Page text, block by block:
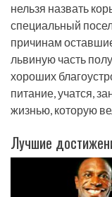
нельзя назвать
специальный
причинам
львиную часть
хороших
питание, учатся,
жизнью, которую
Лучшие